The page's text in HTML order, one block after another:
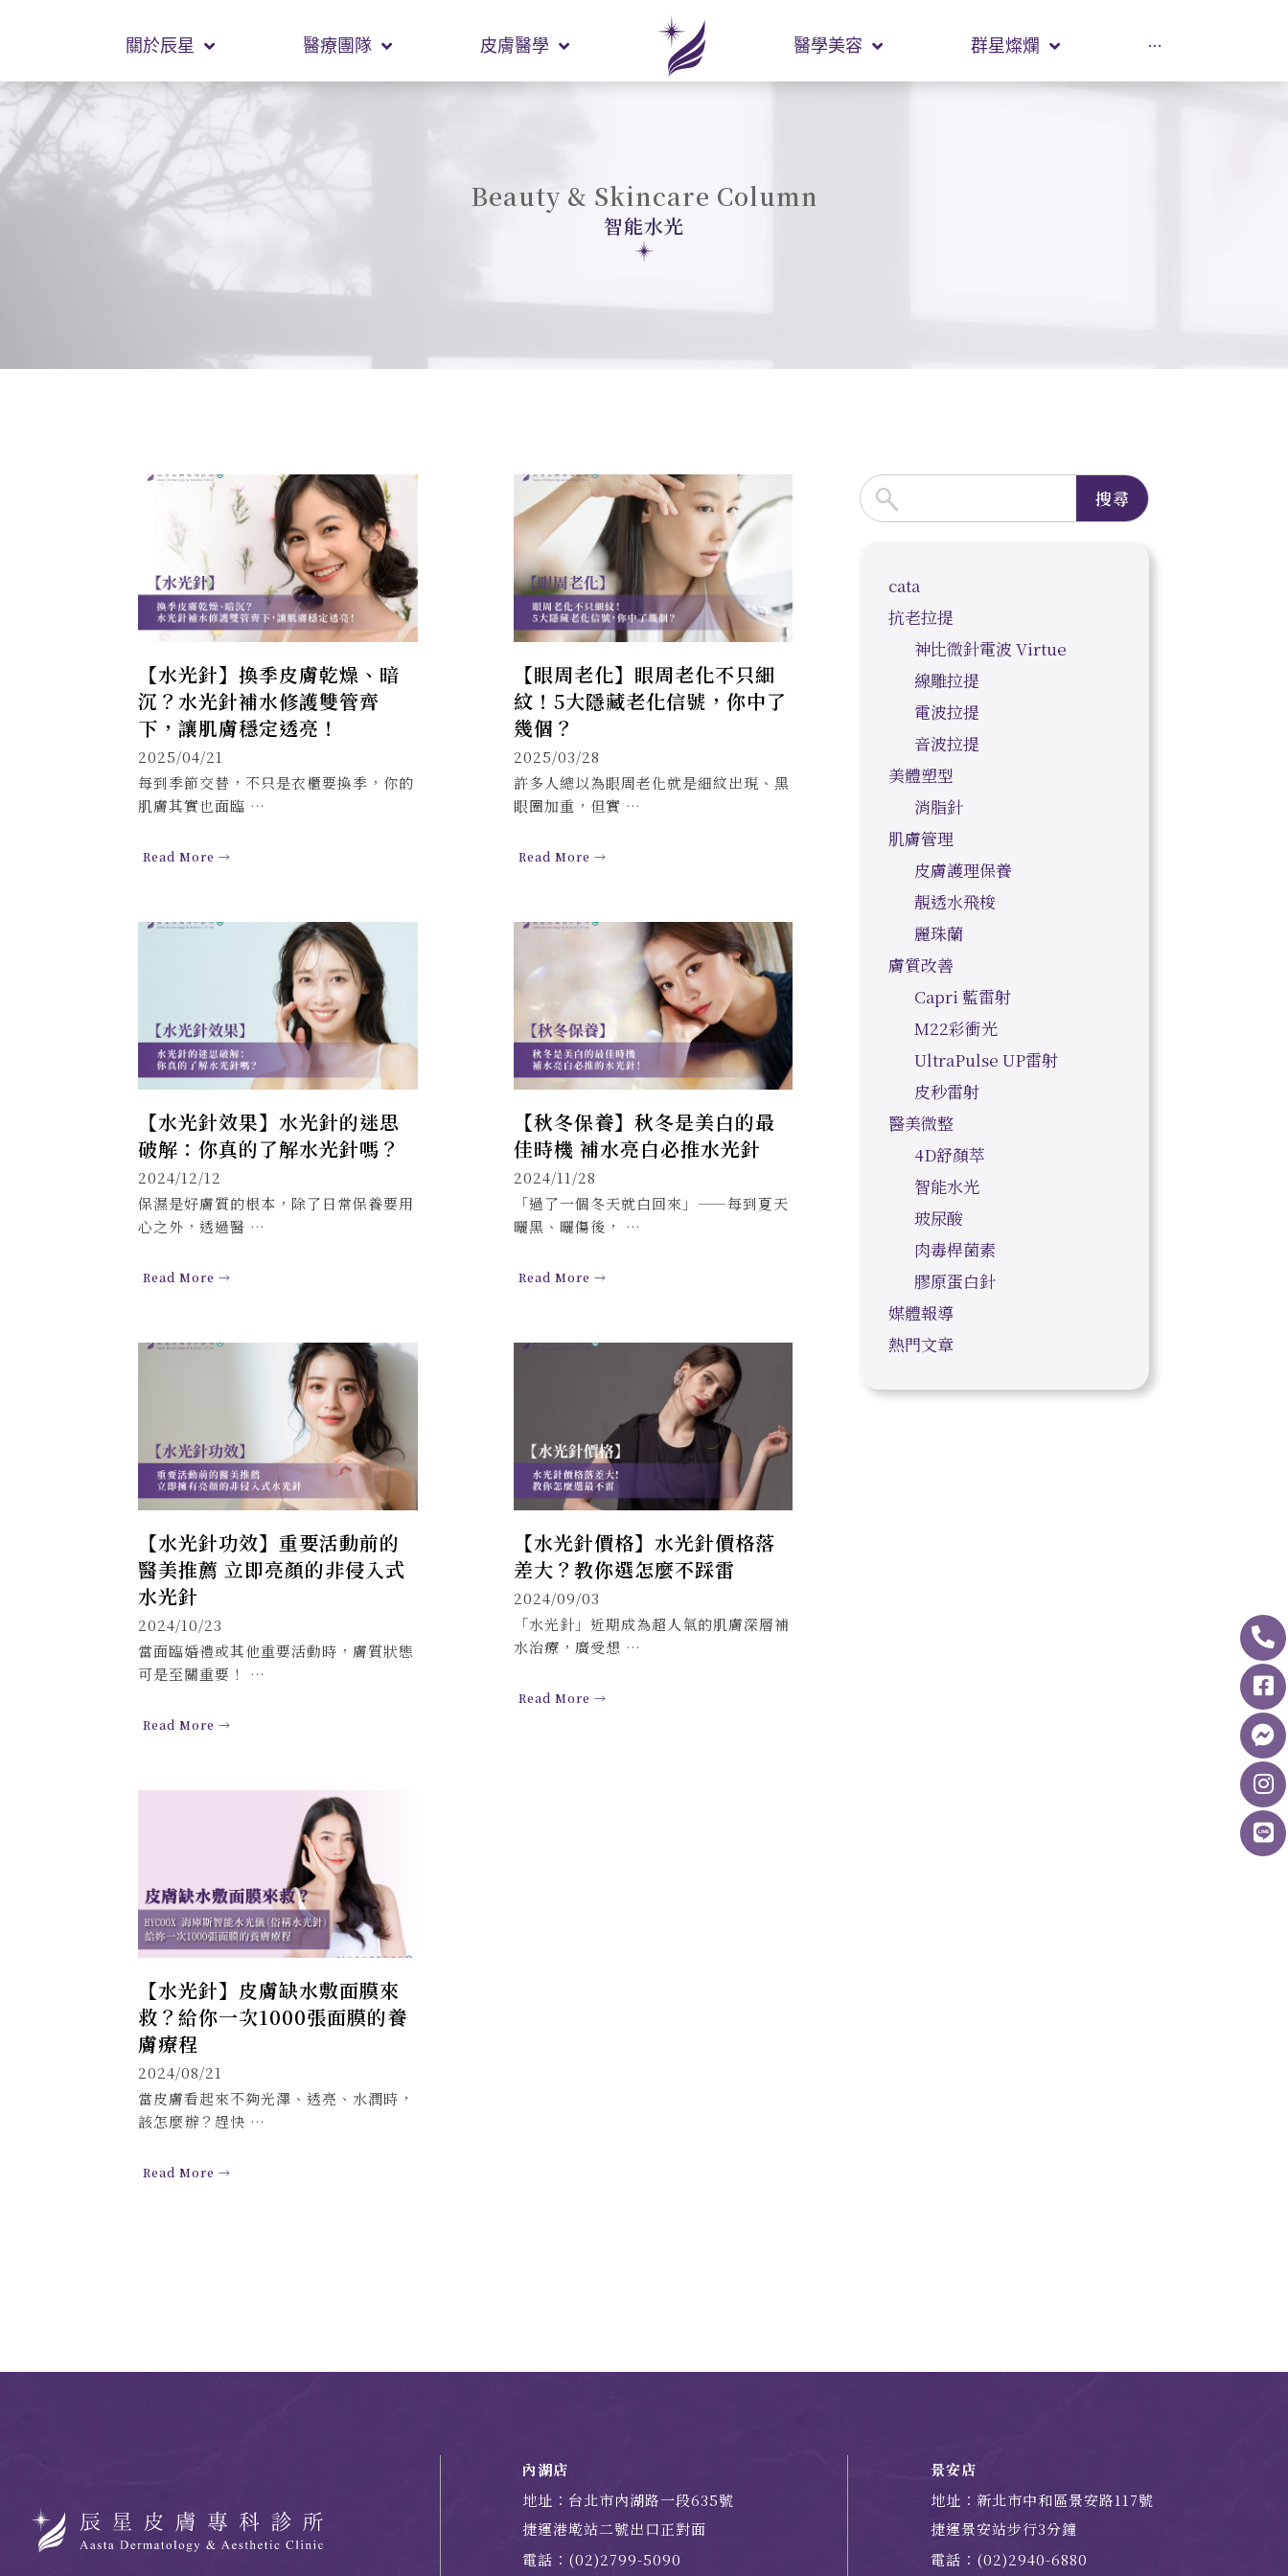
關於辰星 醫療團隊 皮膚醫學 醫學美容 群星燦爛 ···
Beauty & Skincare Column
智能水光
【水光針】換季皮膚乾燥、暗
沉？水光針補水修護雙管齊
下，讓肌膚穩定透亮！
2025/04/21
每到季節交替，不只是衣櫃要換季，你的
肌膚其實也面臨 …
Read More →
【眼周老化】眼周老化不只細
紋！5大隱藏老化信號，你中了
幾個？
2025/03/28
許多人總以為眼周老化就是細紋出現、黑
眼圈加重，但實 …
Read More →
【水光針效果】水光針的迷思
破解：你真的了解水光針嗎？
2024/12/12
保濕是好膚質的根本，除了日常保養要用
心之外，透過醫 …
Read More →
【秋冬保養】秋冬是美白的最
佳時機 補水亮白必推水光針
2024/11/28
「過了一個冬天就白回來」——每到夏天
曬黑、曬傷後， …
Read More →
【水光針功效】重要活動前的
醫美推薦 立即亮顏的非侵入式
水光針
2024/10/23
當面臨婚禮或其他重要活動時，膚質狀態
可是至關重要！ …
Read More →
【水光針價格】水光針價格落
差大？教你選怎麼不踩雷
2024/09/03
「水光針」近期成為超人氣的肌膚深層補
水治療，廣受想 …
Read More →
【水光針】皮膚缺水敷面膜來
救？給你一次1000張面膜的養
膚療程
2024/08/21
當皮膚看起來不夠光澤、透亮、水潤時，
該怎麼辦？趕快 …
Read More →
搜尋
cata
抗老拉提
神比微針電波 Virtue
線雕拉提
電波拉提
音波拉提
美體塑型
消脂針
肌膚管理
皮膚護理保養
靚透水飛梭
麗珠蘭
膚質改善
Capri 藍雷射
M22彩衝光
UltraPulse UP雷射
皮秒雷射
醫美微整
4D舒顏萃
智能水光
玻尿酸
肉毒桿菌素
膠原蛋白針
媒體報導
熱門文章
內湖店
地址：台北市內湖路一段635號
捷運港墘站二號出口正對面
電話：(02)2799-5090
景安店
地址：新北市中和區景安路117號
捷運景安站步行3分鐘
電話：(02)2940-6880